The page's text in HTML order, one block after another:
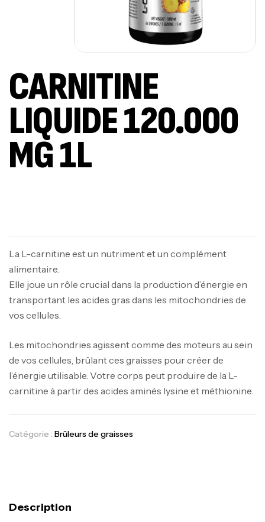
CARNITINE
LIQUIDE 120.000
MG 1L
La L-carnitine est un nutriment et un complément
alimentaire.
Elle joue un rôle crucial dans la production d’énergie en
transportant les acides gras dans les mitochondries de
vos cellules.
Les mitochondries agissent comme des moteurs au sein
de vos cellules, brûlant ces graisses pour créer de
l’énergie utilisable. Votre corps peut produire de la L-
carnitine à partir des acides aminés lysine et méthionine.
Catégorie : Brûleurs de graisses
Description